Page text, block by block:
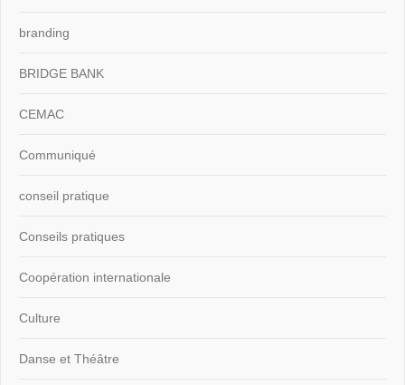
branding
BRIDGE BANK
CEMAC
Communiqué
conseil pratique
Conseils pratiques
Coopération internationale
Culture
Danse et Théâtre